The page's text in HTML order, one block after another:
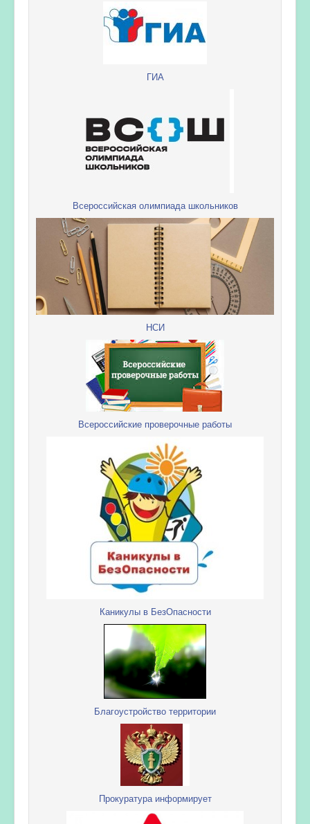
ГИА
Всероссийская олимпиада школьников
НСИ
Всероссийские проверочные работы
Каникулы в БезОпасности
Благоустройство территории
Прокуратура информирует